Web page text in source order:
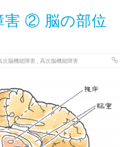
へ
害 ② 脳の部位
次脳機能障害 , 高次脳機能障害